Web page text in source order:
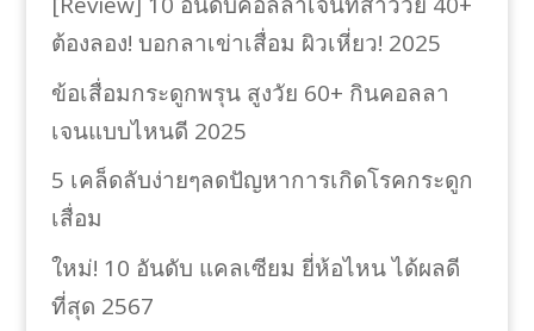
ต้องลอง! บอกลาเข่าเสื่อม ผิวเหี่ยว! 2025
ข้อเสื่อมกระดูกพรุน สูงวัย 60+ กินคอลลา
เจนแบบไหนดี 2025
5 เคล็ดลับง่ายๆลดปัญหาการเกิดโรคกระดูก
เสื่อม
ใหม่! 10 อันดับ แคลเซียม ยี่ห้อไหน ได้ผลดี
ที่สุด 2567